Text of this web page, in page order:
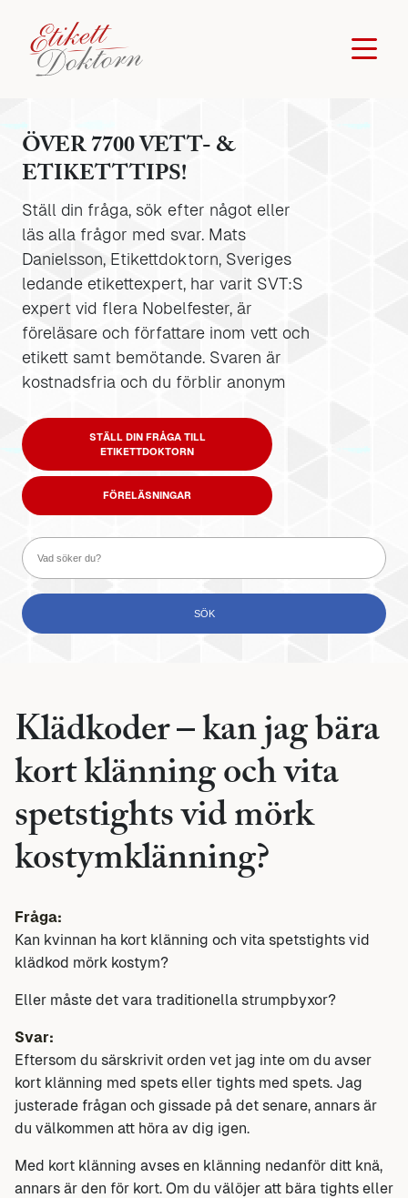
ÖVER 7700 VETT- &
ETIKETTTIPS!
Ställ din fråga, sök efter något eller
läs alla frågor med svar. Mats
Danielsson, Etikettdoktorn, Sveriges
ledande etikettexpert, har varit SVT:S
expert vid flera Nobelfester, är
föreläsare och författare inom vett och
etikett samt bemötande. Svaren är
kostnadsfria och du förblir anonym
STÄLL DIN FRÅGA TILL
ETIKETTDOKTORN
FÖRELÄSNINGAR
Klädkoder – kan jag bära
kort klänning och vita
spetstights vid mörk
kostymklänning?
Fråga:
Kan kvinnan ha kort klänning och vita spetstights vid
klädkod mörk kostym?
Eller måste det vara traditionella strumpbyxor?
Svar:
Eftersom du särskrivit orden vet jag inte om du avser
kort klänning med spets eller tights med spets. Jag
justerade frågan och gissade på det senare, annars är
du välkommen att höra av dig igen.
Med kort klänning avses en klänning nedanför ditt knä,
annars är den för kort. Om du välöjer att bära tights eller